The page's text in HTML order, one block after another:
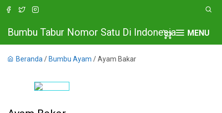
MENU
Bumbu Tabur Nomor Satu Di Indonesia
Beranda / Bumbu Ayam / Ayam Bakar